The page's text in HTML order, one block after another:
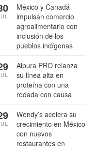
México y Canadá
impulsan comercio
agroalimentario con
inclusión de los
pueblos indígenas
Alpura PRO relanza
su línea alta en
proteína con una
rodada con causa
Wendy’s acelera su
crecimiento en México
con nuevos
restaurantes en